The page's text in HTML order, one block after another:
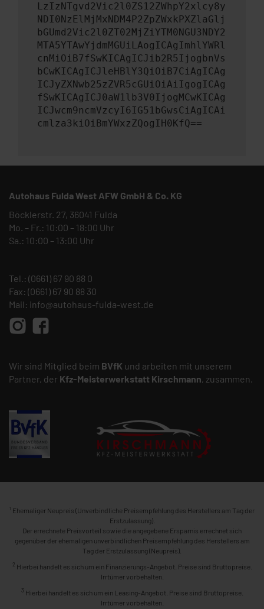
LzIzNTgvd2Vic2l0ZS12ZWhpY2xlcy8y
NDI0NzElMjMxNDM4P2ZpZWxkPXZlaGlj
bGUmd2Vic2l0ZT02MjZiYTM0NGU3NDY2
MTA5YTAwYjdmMGUiLAogICAgImhlYWRl
cnMiOiB7fSwKICAgICJib2R5IjogbnVs
bCwKICAgICJleHBlY3QiOiB7CiAgICAg
ICJyZXNwb25zZVR5cGUiOiAiIgogICAg
fSwKICAgICJ0aW1lb3V0IjogMCwKICAg
ICJwcm9ncmVzcyI6IG51bGwsCiAgICAi
cmlza3kiOiBmYWxzZQogIH0KfQ==
Autohaus Fulda West AFW GmbH & Co. KG
Böcklerstr. 27, 36041 Fulda
Mo. – Fr.: 10:00 – 18:00 Uhr
Sa.: 10:00 – 13:00 Uhr
Tel.: (0661) 67 90 88 0
Fax: (0661) 67 90 88 30
Mail: info@autohaus-fulda-west.de
Wir sind Mitglied beim BVfK und arbeiten mit unserem
Partner, der Kfz-Meisterwerkstatt Kirschmann, zusammen.
1 Ehemaliger Neupreis (Unverbindliche Preisempfehlung des Herstellers am Tag der
Erstzulassung).
Der errechnete Preisvorteil sowie die angegebene Ersparnis errechnet sich
gegenüber der ehemaligen unverbindlichen Preisempfehlung des Herstellers am
Tag der Erstzulassung (Neupreis).
2 Hierbei handelt es sich um ein Finanzierungs-Angebot. Preise sind Bruttopreise.
Irrtümer vorbehalten.
3 Hierbei handelt es sich um ein Leasing-Angebot. Preise sind Bruttopreise.
Irrtümer vorbehalten.